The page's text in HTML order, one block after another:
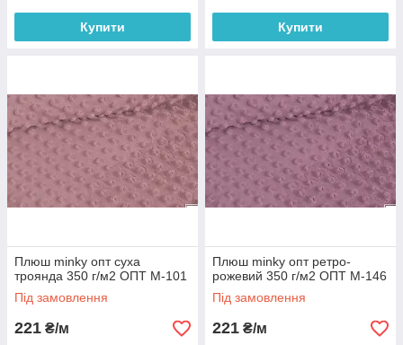
Купити Купити
Плюш minky опт суха
троянда 350 г/м2 ОПТ М-101
Під замовлення
221 ₴/м
Плюш minky опт ретро-
рожевий 350 г/м2 ОПТ М-146
Під замовлення
221 ₴/м